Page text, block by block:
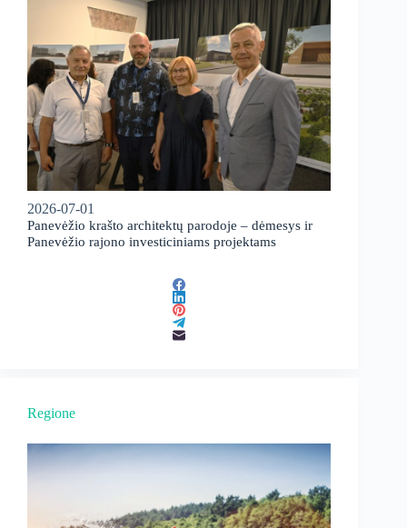
2026-07-01
Panevėžio krašto architektų parodoje – dėmesys ir
Panevėžio rajono investiciniams projektams
Regione